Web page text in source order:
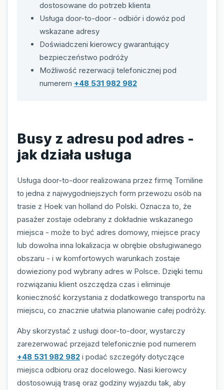
dostosowane do potrzeb klienta
Usługa door-to-door - odbiór i dowóz pod
wskazane adresy
Doświadczeni kierowcy gwarantujący
bezpieczeństwo podróży
Możliwość rezerwacji telefonicznej pod
numerem +48 531 982 982
Busy z adresu pod adres -
jak działa usługa
Usługa door-to-door realizowana przez firmę Tomiline
to jedna z najwygodniejszych form przewozu osób na
trasie z Hoek van holland do Polski. Oznacza to, że
pasażer zostaje odebrany z dokładnie wskazanego
miejsca - może to być adres domowy, miejsce pracy
lub dowolna inna lokalizacja w obrębie obsługiwanego
obszaru - i w komfortowych warunkach zostaje
dowieziony pod wybrany adres w Polsce. Dzięki temu
rozwiązaniu klient oszczędza czas i eliminuje
konieczność korzystania z dodatkowego transportu na
miejscu, co znacznie ułatwia planowanie całej podróży.
Aby skorzystać z usługi door-to-door, wystarczy
zarezerwować przejazd telefonicznie pod numerem
+48 531 982 982 i podać szczegóły dotyczące
miejsca odbioru oraz docelowego. Nasi kierowcy
dostosowują trasę oraz godziny wyjazdu tak, aby